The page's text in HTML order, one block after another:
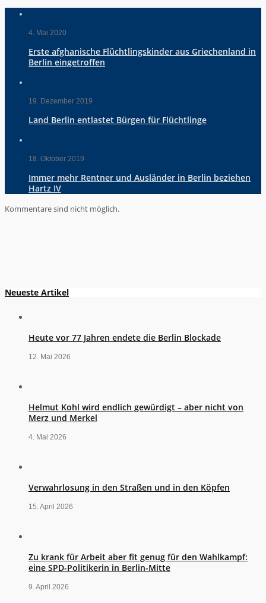
4. Mai 2020
Erste afghanische Flüchtlingskinder aus Griechenland in
Berlin eingetroffen
19. Dezember 2019
Land Berlin entlastet Bürgen für Flüchtlinge
18. Oktober 2019
Immer mehr Rentner und Ausländer in Berlin beziehen
Hartz IV
Kommentare sind nicht möglich.
Neueste Artikel
Heute vor 77 Jahren endete die Berlin Blockade
12. Mai 2026
Helmut Kohl wird endlich gewürdigt – aber nicht von
Merz und Merkel
4. Mai 2026
Verwahrlosung in den Straßen und in den Köpfen
15. April 2026
Zu krank für Arbeit aber fit genug für den Wahlkampf:
eine SPD-Politikerin in Berlin-Mitte
9. April 2026